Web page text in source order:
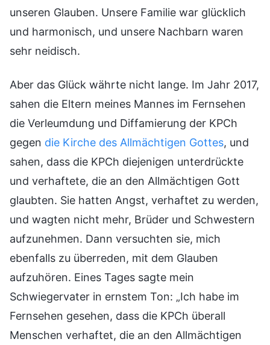
unseren Glauben. Unsere Familie war glücklich
und harmonisch, und unsere Nachbarn waren
sehr neidisch.
Aber das Glück währte nicht lange. Im Jahr 2017,
sahen die Eltern meines Mannes im Fernsehen
die Verleumdung und Diffamierung der KPCh
gegen die Kirche des Allmächtigen Gottes, und
sahen, dass die KPCh diejenigen unterdrückte
und verhaftete, die an den Allmächtigen Gott
glaubten. Sie hatten Angst, verhaftet zu werden,
und wagten nicht mehr, Brüder und Schwestern
aufzunehmen. Dann versuchten sie, mich
ebenfalls zu überreden, mit dem Glauben
aufzuhören. Eines Tages sagte mein
Schwiegervater in ernstem Ton: „Ich habe im
Fernsehen gesehen, dass die KPCh überall
Menschen verhaftet, die an den Allmächtigen